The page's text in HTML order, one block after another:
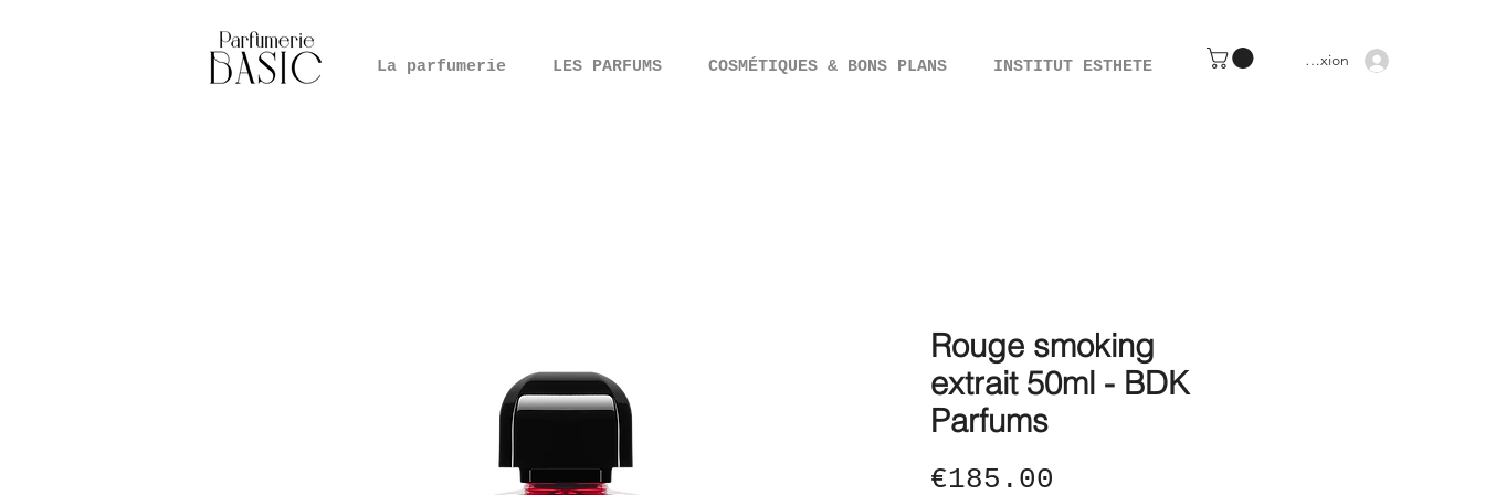
La parfumerie LES PARFUMS COSMÉTIQUES & BONS PLANS INSTITUT ESTHETE Connexion
Rouge smoking
extrait 50ml - BDK
Parfums
€185.00